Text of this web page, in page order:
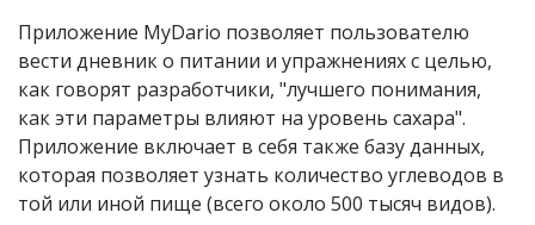
Приложение MyDario позволяет пользователю
вести дневник о питании и упражнениях с целью,
как говорят разработчики, "лучшего понимания,
как эти параметры влияют на уровень сахара".
Приложение включает в себя также базу данных,
которая позволяет узнать количество углеводов в
той или иной пище (всего около 500 тысяч видов).